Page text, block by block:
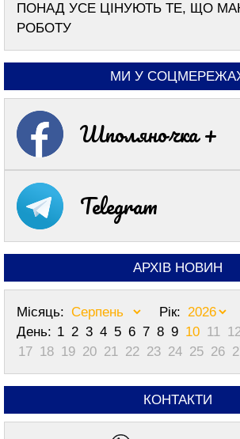
ПОНАД УСЕ ЦІНУЮТЬ ТЕ, ЩО
РОБОТУ
МИ У
Шполяночка +
Telegram
АРХІВ НОВИН
Місяць:
Рік:
День: 1 2 3 4 5 6 7 8 9 10 11
17 18 19 20 21 22 23 24 25 26
КОНТАКТИ